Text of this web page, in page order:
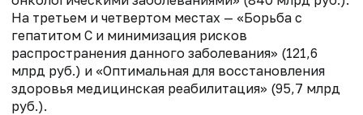
На третьем и четвертом местах — «Борьба с
гепатитом С и минимизация рисков
распространения данного заболевания» (121,6
млрд руб.) и «Оптимальная для восстановления
здоровья медицинская реабилитация» (95,7 млрд
руб.).